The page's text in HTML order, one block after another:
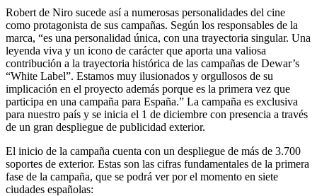
Robert de Niro sucede así a numerosas personalidades del cine
como protagonista de sus campañas. Según los responsables de la
marca, “es una personalidad única, con una trayectoria singular. Una
leyenda viva y un icono de carácter que aporta una valiosa
contribución a la trayectoria histórica de las campañas de Dewar’s
“White Label”. Estamos muy ilusionados y orgullosos de su
implicación en el proyecto además porque es la primera vez que
participa en una campaña para España.” La campaña es exclusiva
para nuestro país y se inicia el 1 de diciembre con presencia a través
de un gran despliegue de publicidad exterior.
El inicio de la campaña cuenta con un despliegue de más de 3.700
soportes de exterior. Estas son las cifras fundamentales de la primera
fase de la campaña, que se podrá ver por el momento en siete
ciudades españolas: